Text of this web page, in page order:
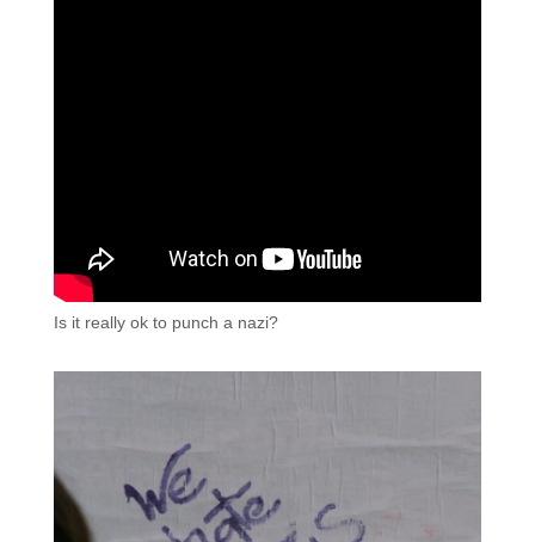
Is it really ok to punch a nazi?